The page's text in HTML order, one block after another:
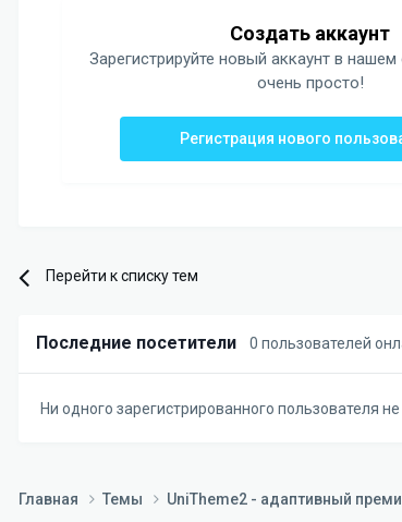
Создать аккаунт
Зарегистрируйте новый аккаунт в
очень просто!
Регистрация нового
Перейти к списку тем
Последние посетители 0 пользователей
Ни одного зарегистрированного пользователя
Главная Темы UniTheme2 - адаптивный